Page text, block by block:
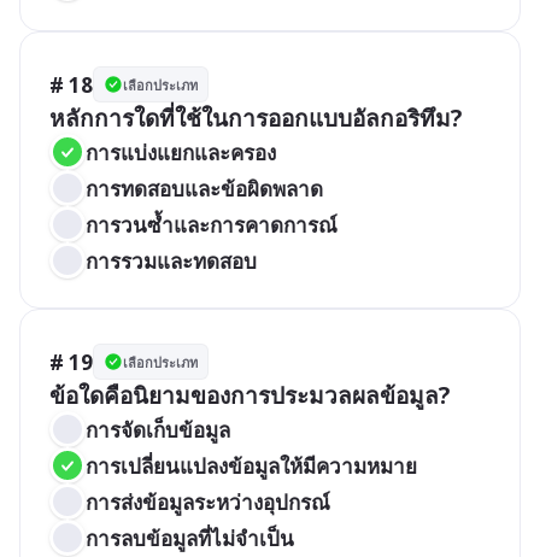
# 18 เลือกประเภท
หลักการใดที่ใช้ในการออกแบบอัลกอริทึม?
การแบ่งแยกและครอง
การทดสอบและข้อผิดพลาด
การวนซ้ำและการคาดการณ์
การรวมและทดสอบ
# 19 เลือกประเภท
ข้อใดคือนิยามของการประมวลผลข้อมูล?
การจัดเก็บข้อมูล
การเปลี่ยนแปลงข้อมูลให้มีความหมาย
การส่งข้อมูลระหว่างอุปกรณ์
การลบข้อมูลที่ไม่จำเป็น